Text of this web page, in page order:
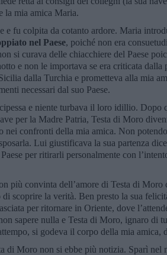
la mia amica Maria.
e fu colpita da cotanto ardore. Maria
nel Paese, poiché non era
si curava delle chiacchiere del Paese
e non le importava se era criticata dalla
dalla Turchia e prometteva alla mia
necessari dal suo Paese.
e niente turbava il loro idillio. Dopo
per la Madre Patria, Testa di Moro
nei confronti della mia amica. Non
Lui giustificava la sua partenza
per ritirarli personalmente con
più convinta dell’amore di Testa di Moro
di scoprire la verità. Ben presto la sua
per ritornare in Oriente, dove
sapere nulla e Testa di Moro, ignaro di
si godeva il corpo della mia amica,
di Moro non si ebbe più notizia. Sparì nel